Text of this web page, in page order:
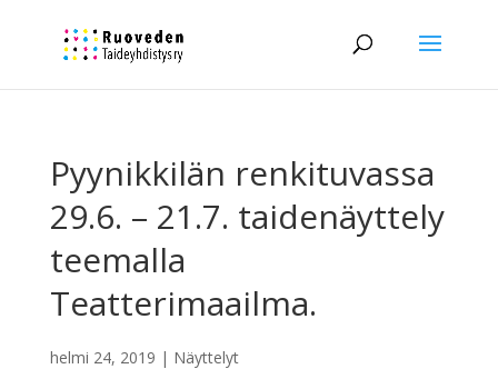
Pyynikkilän renkituvassa
29.6. – 21.7. taidenäyttely
teemalla
Teatterimaailma.
helmi 24, 2019 | Näyttelyt